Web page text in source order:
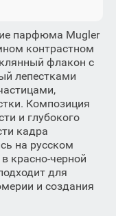
парфюма Mugler
контрастном
флакон с
лепестками
Композиция
и глубокого
кадра
на русском
красно-черной
для
и создания